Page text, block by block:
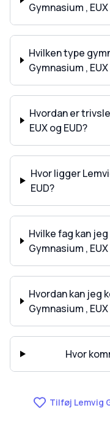
Gymnasium ,
Hvilken type
Gymnasium ,
Hvordan er
EUX og EUD?
Hvor ligger
EUD?
Hvilke fag kan
Gymnasium ,
Hvordan kan jeg
Gymnasium ,
Hvor
Tilføj Lemvig